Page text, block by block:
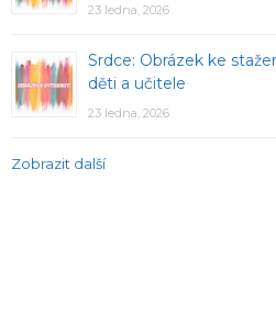
23 ledna, 2026
Srdce: Obrázek ke
děti a učitele
23 ledna, 2026
Zobrazit další